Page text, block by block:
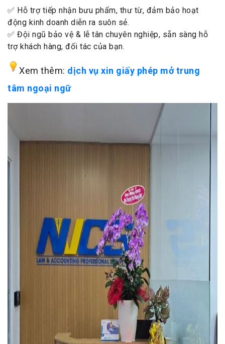
✅ Hỗ trợ tiếp nhận bưu phẩm, thư từ, đảm bảo hoạt
động kinh doanh diễn ra suôn sẻ.
✅ Đội ngũ bảo vệ & lễ tân chuyên nghiệp, sẵn sàng hỗ
trợ khách hàng, đối tác của bạn.
Xem thêm: dịch vụ xin giấy phép mở trung
tâm ngoại ngữ